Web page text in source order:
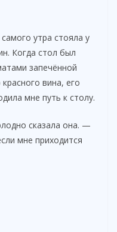
утра стояла у
Когда стол был
запечённой
вина, его
мне путь к столу.
сказала она. —
мне приходится